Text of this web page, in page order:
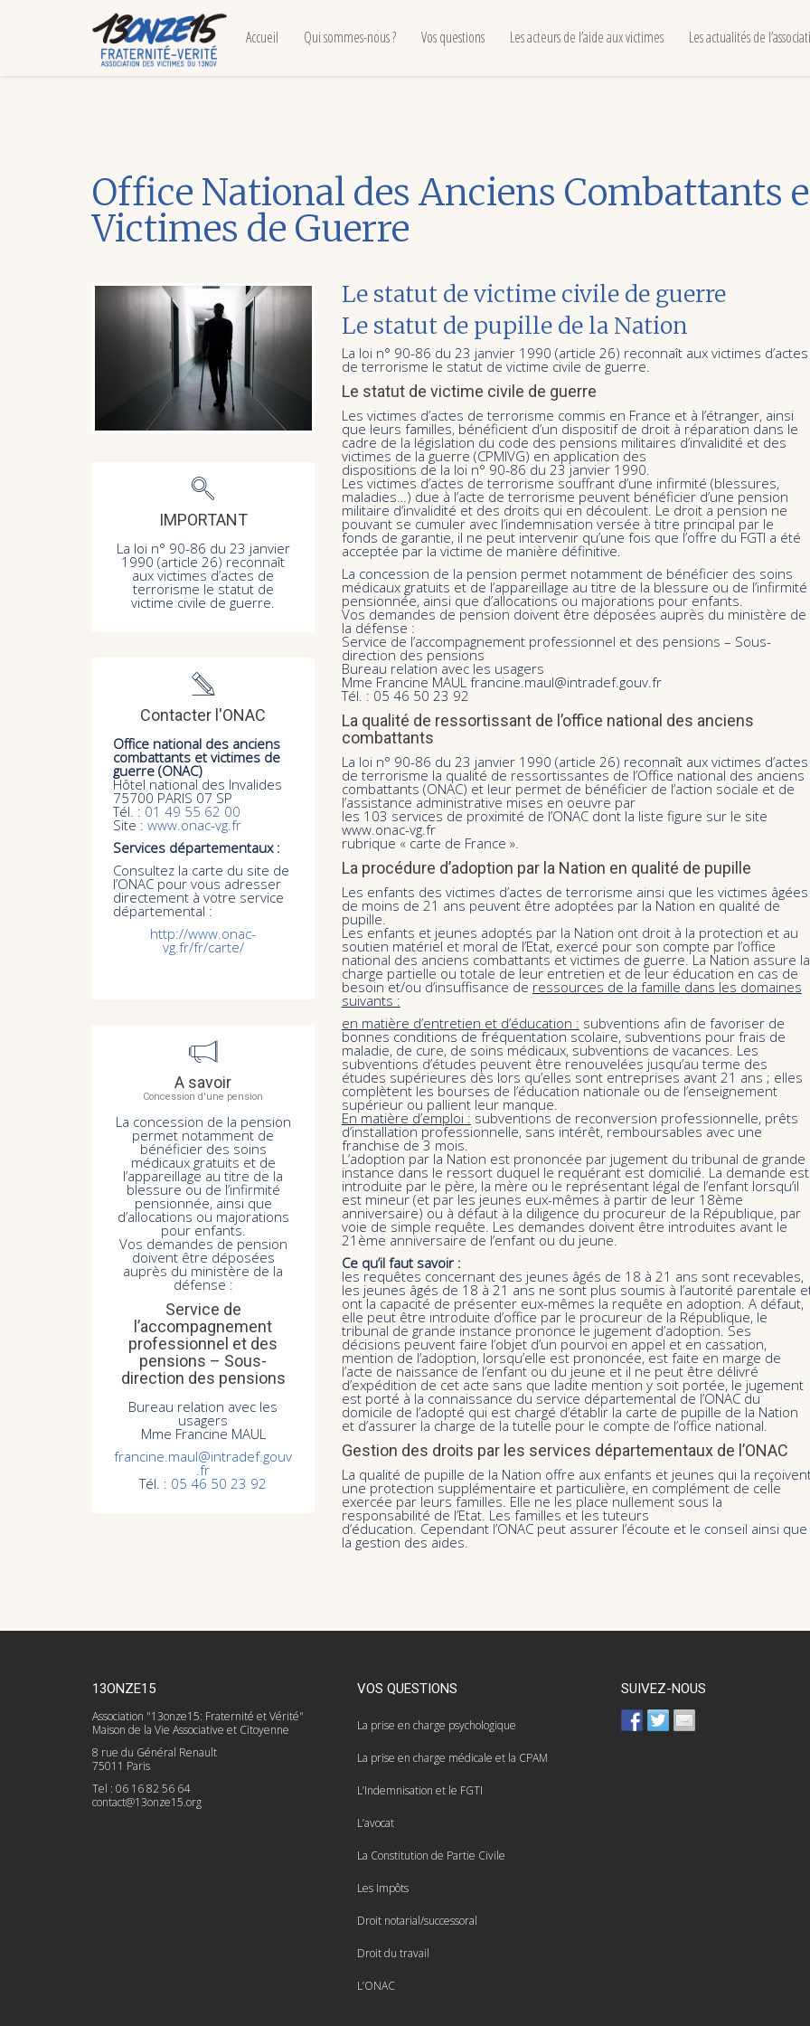
Accueil Qui sommes-nous ? Vos questions Les acteurs de l’aide aux victimes Les actualités de
Office National des Anciens Combattants
Victimes de Guerre
IMPORTANT
La loi n° 90-86 du 23 janvier
1990 (article 26) reconnaît
aux victimes d’actes de
terrorisme le statut de
victime civile de guerre.
Contacter l'ONAC
Office national des anciens
combattants et victimes de
guerre (ONAC)
Hôtel national des Invalides
75700 PARIS 07 SP
Tél. : 01 49 55 62 00
Site : www.onac-vg.fr
Services départementaux :
Consultez la carte du site de
l’ONAC pour vous adresser
directement à votre service
départemental :
http://www.onac-
vg.fr/fr/carte/
A savoir
Concession d'une pension
La concession de la pension
permet notamment de
bénéficier des soins
médicaux gratuits et de
l’appareillage au titre de la
blessure ou de l’infirmité
pensionnée, ainsi que
d’allocations ou majorations
pour enfants.
Vos demandes de pension
doivent être déposées
auprès du ministère de la
défense :
Service de
l’accompagnement
professionnel et des
pensions – Sous-
direction des pensions
Bureau relation avec les
usagers
Mme Francine MAUL
francine.maul@intradef.gouv
.fr
Tél. : 05 46 50 23 92
Le statut de victime civile de guerre
Le statut de pupille de la Nation
La loi n° 90-86 du 23 janvier 1990 (article 26) reconnaît aux victimes d’actes
de terrorisme le statut de victime civile de guerre.
Le statut de victime civile de guerre
Les victimes d’actes de terrorisme commis en France et à l’étranger, ainsi
que leurs familles, bénéficient d’un dispositif de droit à réparation dans le
cadre de la législation du code des pensions militaires d’invalidité et des
victimes de la guerre (CPMIVG) en application des
dispositions de la loi n° 90-86 du 23 janvier 1990.
Les victimes d’actes de terrorisme souffrant d’une infirmité (blessures,
maladies…) due à l’acte de terrorisme peuvent bénéficier d’une pension
militaire d’invalidité et des droits qui en découlent. Le droit a pension ne
pouvant se cumuler avec l’indemnisation versée à titre principal par le
fonds de garantie, il ne peut intervenir qu’une fois que l’offre du FGTI a été
acceptée par la victime de manière définitive.
La concession de la pension permet notamment de bénéficier des soins
médicaux gratuits et de l’appareillage au titre de la blessure ou de l’infirmité
pensionnée, ainsi que d’allocations ou majorations pour enfants.
Vos demandes de pension doivent être déposées auprès du ministère de
la défense :
Service de l’accompagnement professionnel et des pensions – Sous-
direction des pensions
Bureau relation avec les usagers
Mme Francine MAUL francine.maul@intradef.gouv.fr
Tél. : 05 46 50 23 92
La qualité de ressortissant de l’office national des anciens
combattants
La loi n° 90-86 du 23 janvier 1990 (article 26) reconnaît aux victimes d’actes
de terrorisme la qualité de ressortissantes de l’Office national des anciens
combattants (ONAC) et leur permet de bénéficier de l’action sociale et de
l’assistance administrative mises en oeuvre par
les 103 services de proximité de l’ONAC dont la liste figure sur le site
www.onac-vg.fr
rubrique « carte de France ».
La procédure d’adoption par la Nation en qualité de pupille
Les enfants des victimes d’actes de terrorisme ainsi que les victimes âgées
de moins de 21 ans peuvent être adoptées par la Nation en qualité de
pupille.
Les enfants et jeunes adoptés par la Nation ont droit à la protection et au
soutien matériel et moral de l’Etat, exercé pour son compte par l’office
national des anciens combattants et victimes de guerre. La Nation assure la
charge partielle ou totale de leur entretien et de leur éducation en cas de
besoin et/ou d’insuffisance de ressources de la famille dans les domaines
suivants :
en matière d’entretien et d’éducation : subventions afin de favoriser de
bonnes conditions de fréquentation scolaire, subventions pour frais de
maladie, de cure, de soins médicaux, subventions de vacances. Les
subventions d’études peuvent être renouvelées jusqu’au terme des
études supérieures dès lors qu’elles sont entreprises avant 21 ans ; elles
complètent les bourses de l’éducation nationale ou de l’enseignement
supérieur ou pallient leur manque.
En matière d’emploi : subventions de reconversion professionnelle, prêts
d’installation professionnelle, sans intérêt, remboursables avec une
franchise de 3 mois.
L’adoption par la Nation est prononcée par jugement du tribunal de grande
instance dans le ressort duquel le requérant est domicilié. La demande est
introduite par le père, la mère ou le représentant légal de l’enfant lorsqu’il
est mineur (et par les jeunes eux-mêmes à partir de leur 18ème
anniversaire) ou à défaut à la diligence du procureur de la République, par
voie de simple requête. Les demandes doivent être introduites avant le
21ème anniversaire de l’enfant ou du jeune.
Ce qu’il faut savoir :
les requêtes concernant des jeunes âgés de 18 à 21 ans sont recevables,
les jeunes âgés de 18 à 21 ans ne sont plus soumis à l’autorité parentale
ont la capacité de présenter eux-mêmes la requête en adoption. A défaut,
elle peut être introduite d’office par le procureur de la République, le
tribunal de grande instance prononce le jugement d’adoption. Ses
décisions peuvent faire l’objet d’un pourvoi en appel et en cassation,
mention de l’adoption, lorsqu’elle est prononcée, est faite en marge de
l’acte de naissance de l’enfant ou du jeune et il ne peut être délivré
d’expédition de cet acte sans que ladite mention y soit portée, le jugement
est porté à la connaissance du service départemental de l’ONAC du
domicile de l’adopté qui est chargé d’établir la carte de pupille de la Nation
et d’assurer la charge de la tutelle pour le compte de l’office national.
Gestion des droits par les services départementaux de l’ONAC
La qualité de pupille de la Nation offre aux enfants et jeunes qui la
une protection supplémentaire et particulière, en complément de celle
exercée par leurs familles. Elle ne les place nullement sous la
responsabilité de l’Etat. Les familles et les tuteurs
d’éducation. Cependant l’ONAC peut assurer l’écoute et le conseil ainsi que
la gestion des aides.
13ONZE15
Association "13onze15: Fraternité et Vérité"
Maison de la Vie Associative et Citoyenne
8 rue du Général Renault
75011 Paris
Tel : 06 16 82 56 64
contact@13onze15.org
VOS QUESTIONS
La prise en charge psychologique
La prise en charge médicale et la CPAM
L’Indemnisation et le FGTI
L’avocat
La Constitution de Partie Civile
Les Impôts
Droit notarial/successoral
Droit du travail
L’ONAC
SUIVEZ-NOUS